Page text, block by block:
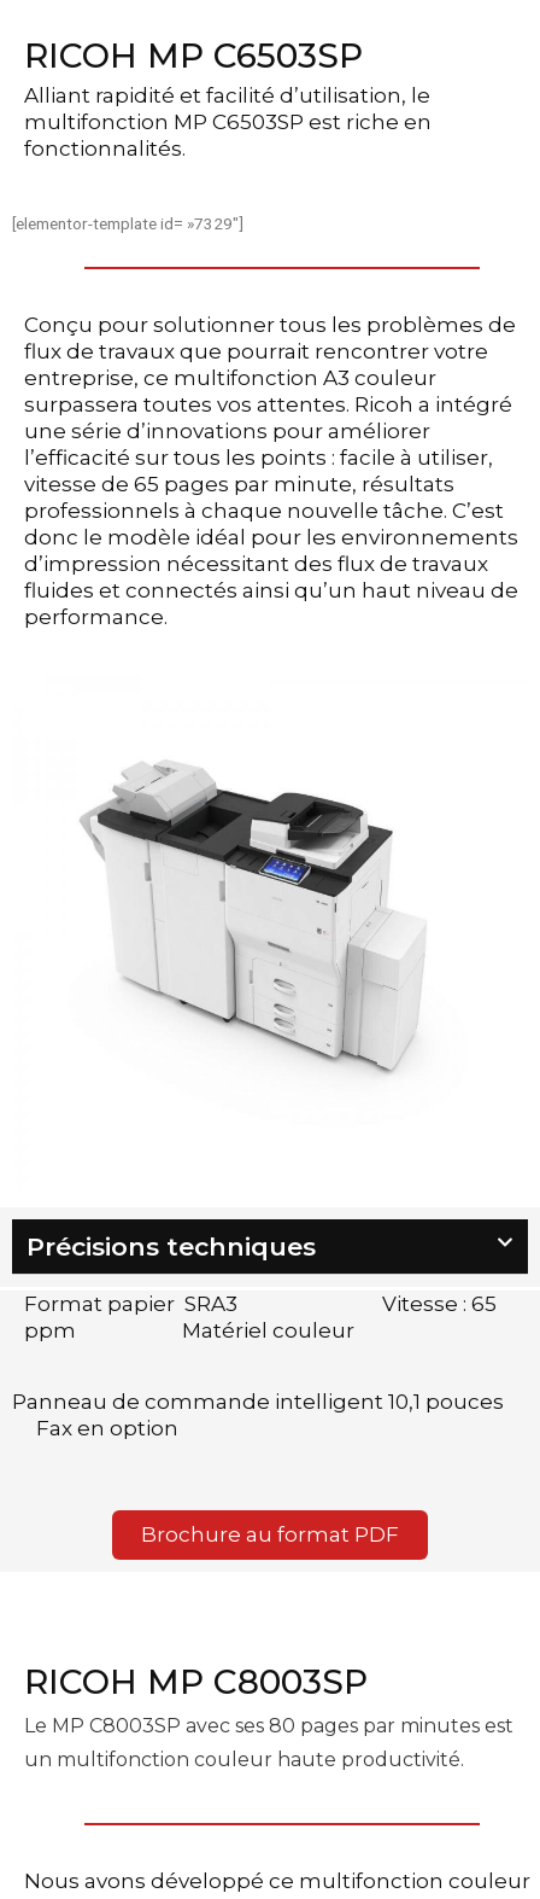
RICOH MP C6503SP
Alliant rapidité et facilité d’utilisation, le
multifonction MP C6503SP est riche en
fonctionnalités.
[elementor-template id= »7329″]
Conçu pour solutionner tous les problèmes de
flux de travaux que pourrait rencontrer votre
entreprise, ce multifonction A3 couleur
surpassera toutes vos attentes. Ricoh a intégré
une série d’innovations pour améliorer
l’efficacité sur tous les points : facile à utiliser,
vitesse de 65 pages par minute, résultats
professionnels à chaque nouvelle tâche. C’est
donc le modèle idéal pour les environnements
d’impression nécessitant des flux de travaux
fluides et connectés ainsi qu’un haut niveau de
performance.
Précisions techniques
Format papier SRA3 Vitesse : 65
ppm Matériel couleur
Panneau de commande intelligent 10,1 pouces
Fax en option
Brochure au format PDF
RICOH MP C8003SP
Le MP C8003SP avec ses 80 pages par minutes est
un multifonction couleur haute productivité.
Nous avons développé ce multifonction couleur